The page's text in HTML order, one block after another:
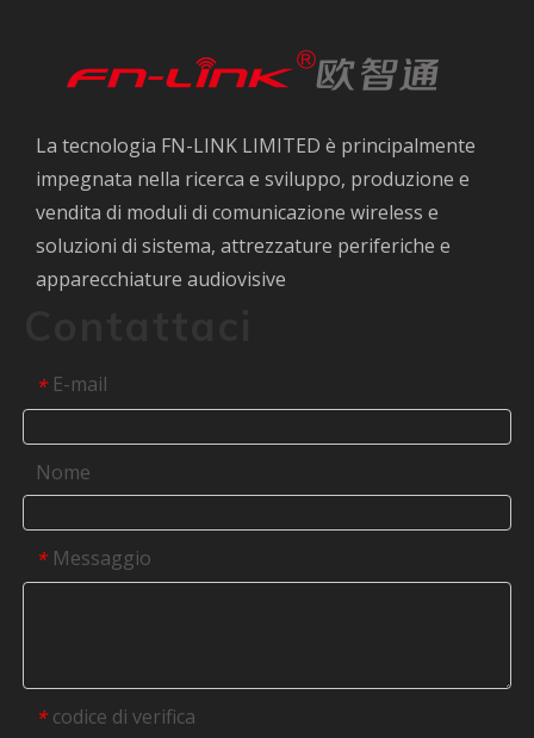
La tecnologia FN-LINK LIMITED è principalmente
impegnata nella ricerca e sviluppo, produzione e
vendita di moduli di comunicazione wireless e
soluzioni di sistema, attrezzature periferiche e
apparecchiature audiovisive
* E-mail
Nome
* Messaggio
* codice di verifica